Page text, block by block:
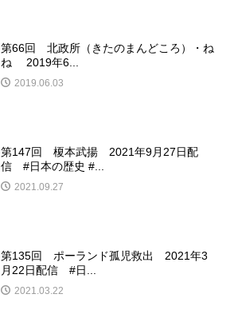
第66回 北政所（きたのまんどころ）・ね
ね 2019年6...
2019.06.03
第147回 榎本武揚 2021年9月27日配
信 #日本の歴史 #...
2021.09.27
第135回 ポーランド孤児救出 2021年3
月22日配信 #日...
2021.03.22